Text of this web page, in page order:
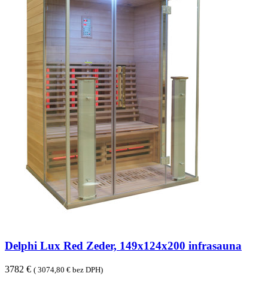
Delphi Lux Red Zeder, 149x124x200 infrasauna
3782 € ( 3074,80 € bez DPH)